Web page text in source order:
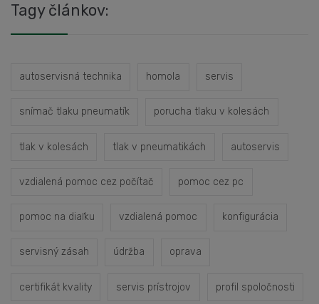
Tagy článkov:
autoservisná technika homola servis
snímač tlaku pneumatík porucha tlaku v kolesách
tlak v kolesách tlak v pneumatikách autoservis
vzdialená pomoc cez počítač pomoc cez pc
pomoc na diaľku vzdialená pomoc konfigurácia
servisný zásah údržba oprava
certifikát kvality servis prístrojov profil spoločnosti